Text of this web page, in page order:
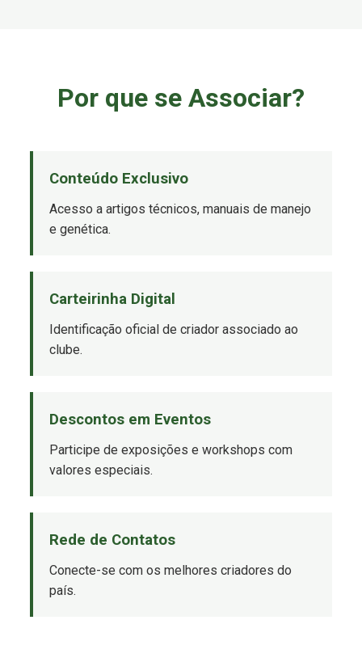
Por que se Associar?
Conteúdo Exclusivo
Acesso a artigos técnicos, manuais de manejo
e genética.
Carteirinha Digital
Identificação oficial de criador associado ao
clube.
Descontos em Eventos
Participe de exposições e workshops com
valores especiais.
Rede de Contatos
Conecte-se com os melhores criadores do
país.